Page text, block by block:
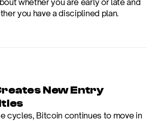
whether you are early or late and
you have a disciplined plan.
New Entry
cycles, Bitcoin continues to move in